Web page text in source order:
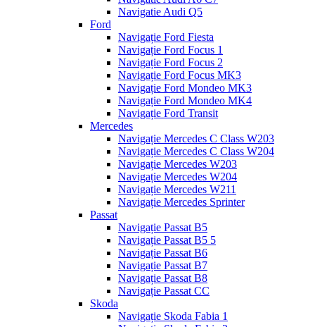
Navigatie Audi Q5
Ford
Navigație Ford Fiesta
Navigație Ford Focus 1
Navigație Ford Focus 2
Navigație Ford Focus MK3
Navigație Ford Mondeo MK3
Navigație Ford Mondeo MK4
Navigație Ford Transit
Mercedes
Navigație Mercedes C Class W203
Navigație Mercedes C Class W204
Navigație Mercedes W203
Navigație Mercedes W204
Navigație Mercedes W211
Navigație Mercedes Sprinter
Passat
Navigație Passat B5
Navigație Passat B5 5
Navigație Passat B6
Navigație Passat B7
Navigație Passat B8
Navigație Passat CC
Skoda
Navigație Skoda Fabia 1